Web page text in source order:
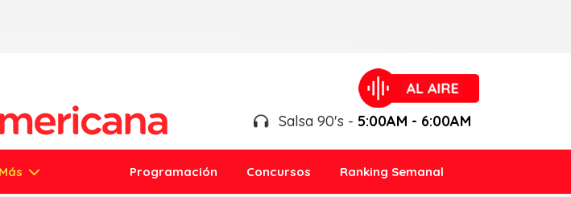
Salsa 90's - 5:00AM - 6:00AM
Más Programación Concursos Ranking Semanal